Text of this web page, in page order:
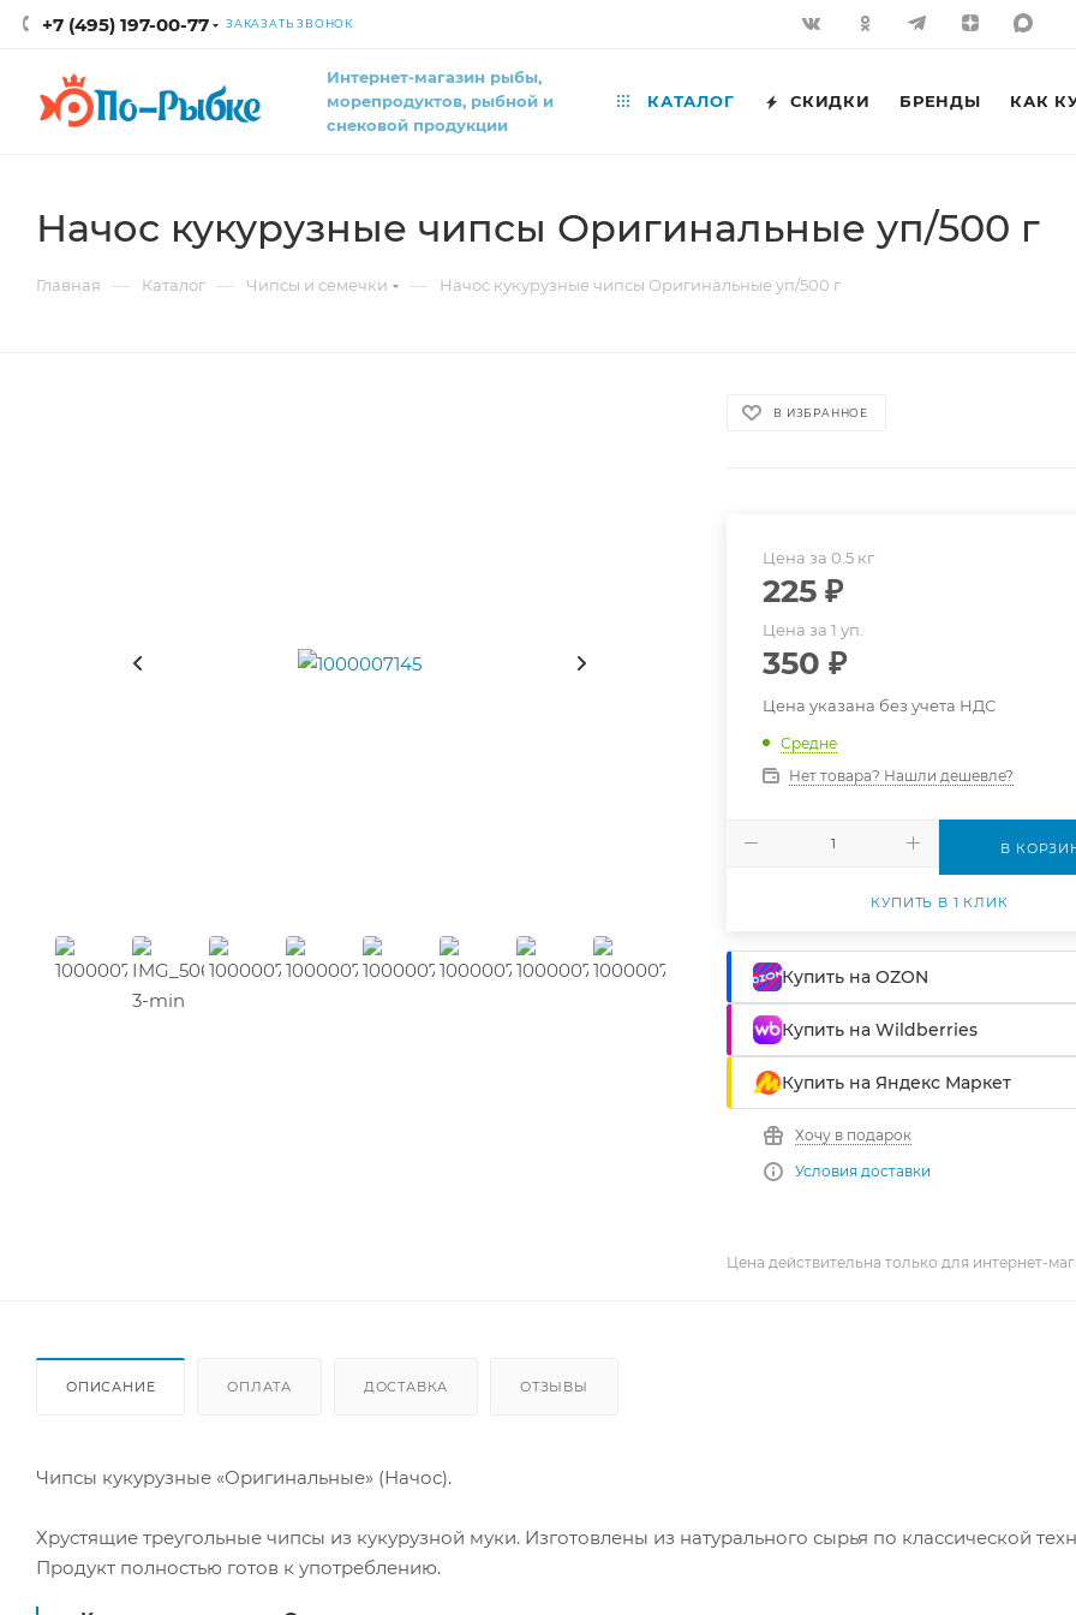
+7 (495) 197-00-77 ЗАКАЗАТЬ ЗВОНОК
Интернет-магазин рыбы,
морепродуктов, рыбной и
снековой продукции
КАТАЛОГ СКИДКИ БРЕНДЫ КАК
Начос кукурузные чипсы Оригинальные уп/500 г
Главная — Каталог — Чипсы и семечки — Начос кукурузные чипсы Оригинальные уп/500 г
В ИЗБРАННОЕ
Цена за 0.5 кг
225 ₽
Цена за 1 уп.
350 ₽
Цена указана без учета НДС
Средне
Нет товара? Нашли дешевле?
В
КУПИТЬ В 1 КЛИК
Купить на OZON
Купить на Wildberries
Купить на Яндекс Маркет
Хочу в подарок
Условия доставки
Цена действительна только для интернет-
ОПИСАНИЕ ОПЛАТА ДОСТАВКА ОТЗЫВЫ
Чипсы кукурузные «Оригинальные» (Начос).
Хрустящие треугольные чипсы из кукурузной муки. Изготовлены из натурального сырья по классической
Продукт полностью готов к употреблению.